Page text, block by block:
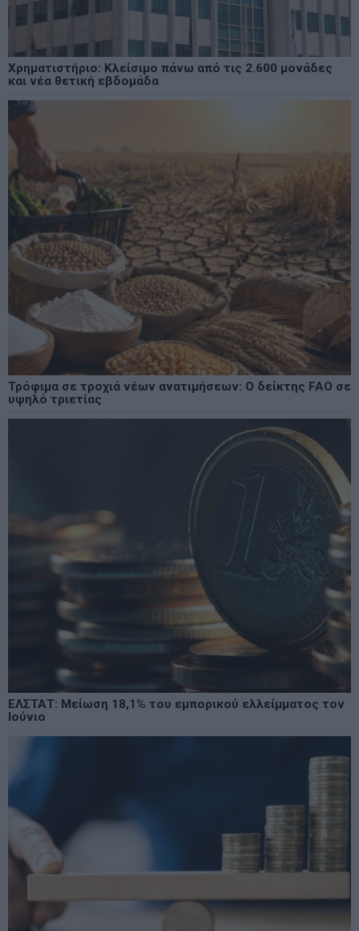
Χρηματιστήριο: Κλείσιμο πάνω από τις 2.600 μονάδες
και νέα θετική εβδομάδα
Τρόφιμα σε τροχιά νέων ανατιμήσεων: Ο δείκτης FAO σε
υψηλό τριετίας
ΕΛΣΤΑΤ: Μείωση 18,1% του εμπορικού ελλείμματος τον
Ιούνιο